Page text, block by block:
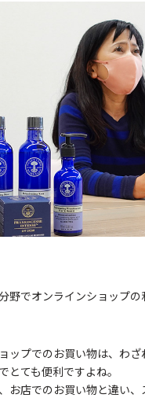
野でオンラインショップの
ップでのお買い物は、わ
とても便利ですよね。
お店でのお買い物と違い